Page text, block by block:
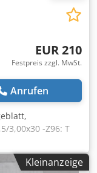
EUR 210
Festpreis zzgl. MwSt.
Anrufen
3,00x30 -Z96: T
pro Stück -
Tok -Gewicht: 3,5
Kleinanzeige